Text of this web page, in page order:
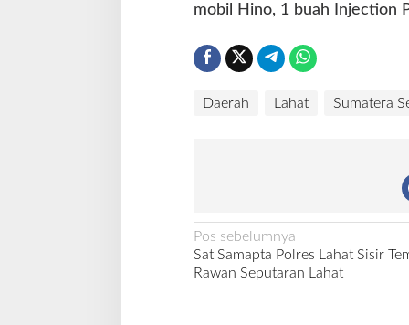
mobil Hino, 1 buah Injection
Daerah Lahat Sumatera
N
a
Pos sebelumnya
Sat Samapta Polres Lahat Sisir
Rawan Seputaran Lahat